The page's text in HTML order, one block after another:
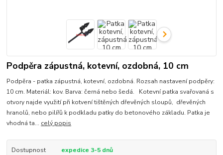
Podpěra zápustná, kotevní, ozdobná, 10 cm
Podpěra - patka zápustná, kotevní, ozdobná. Rozsah nastavení podpěry:
10 cm. Materiál: kov. Barva: černá nebo šedá. Kotevní patka svařovaná s
otvory najde využití při kotvení tištěných dřevěných sloupů, dřevěných
hranolů, nebo pilířů k podkladu patky do betonového základu. Patka je
vhodná ta... celý popis
Dostupnost expedice 3-5 dnů